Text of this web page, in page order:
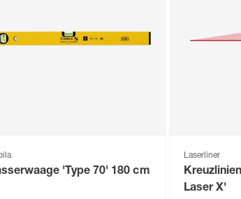
'Type 70' 180 cm
Laserliner
Laser X'